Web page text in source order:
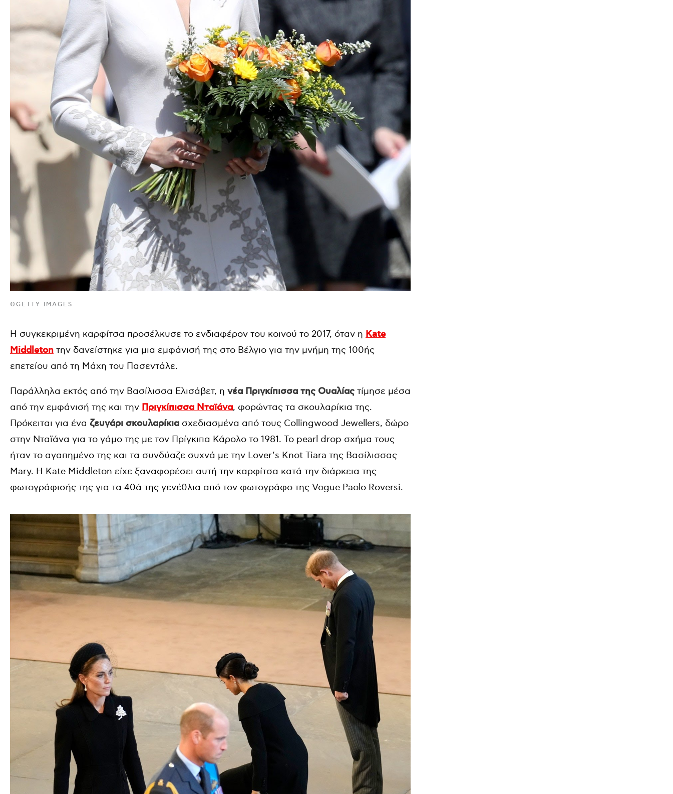
©GETTY IMAGES
Η συγκεκριμένη καρφίτσα προσέλκυσε το ενδιαφέρον του κοινού το 2017, όταν η Kate
Middleton την δανείστηκε για μια εμφάνισή της στο Βέλγιο για την μνήμη της 100ής
επετείου από τη Μάχη του Πασεντάλε.
Παράλληλα εκτός από την Βασίλισσα Ελισάβετ, η νέα Πριγκίπισσα της Ουαλίας τίμησε μέσα
από την εμφάνισή της και την Πριγκίπισσα Νταϊάνα, φορώντας τα σκουλαρίκια της.
Πρόκειται για ένα ζευγάρι σκουλαρίκια σχεδιασμένα από τους Collingwood Jewellers, δώρο
στην Νταϊάνα για το γάμο της με τον Πρίγκιπα Κάρολο το 1981. Το pearl drop σχήμα τους
ήταν το αγαπημένο της και τα συνδύαζε συχνά με την Lover’s Knot Tiara της Βασίλισσας
Mary. Η Kate Middleton είχε ξαναφορέσει αυτή την καρφίτσα κατά την διάρκεια της
φωτογράφισής της για τα 40ά της γενέθλια από τον φωτογράφο της Vogue Paolo Roversi.